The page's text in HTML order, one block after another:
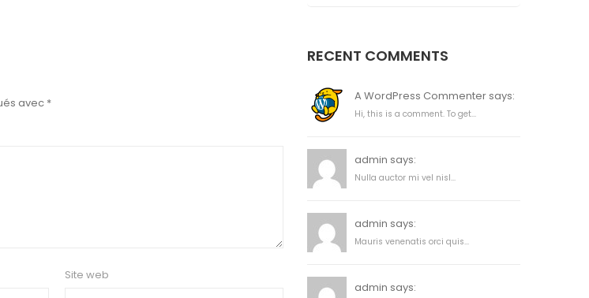
avec *
Site web
RECENT COMMENTS
A WordPress Commenter says:
Hi, this is a comment. To get...
admin says:
Nulla auctor mi vel nisl...
admin says:
Mauris venenatis orci quis...
admin says: